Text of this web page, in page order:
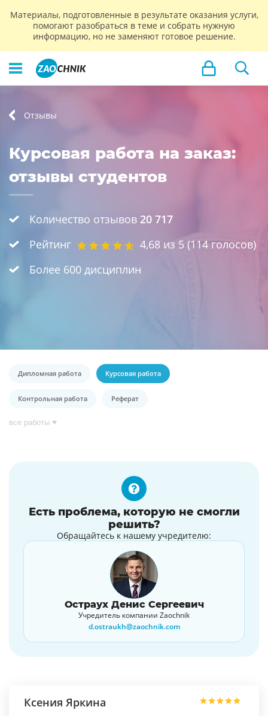
Материалы, подготовленные в результате оказания услуги,
помогают разобраться в теме и собрать нужную
информацию, но не заменяют готовое решение.
Отзывы
Курсовая работа на заказ:
отзывы студентов
Количество отзывов 20 717
Рейтинг
4,68 из 5 (114голосов)
Более 600 дисциплин
Дипломная работа Курсовая работа
Контрольная работа Реферат
все работы
Есть проблема, которую не смогли
решить?
Обращайтесь к нашему учредителю:
Остраух Денис Сергеевич
Учредитель компании Zaochnik
d.ostraukh@zaochnik.com
Ксения Яркина